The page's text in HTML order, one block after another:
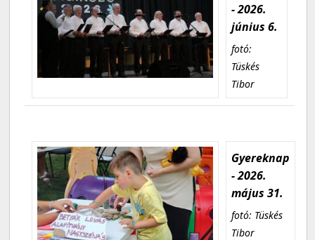
- 2026.
június 6.
fotó:
Tüskés
Tibor
Gyereknap
- 2026.
május 31.
fotó: Tüskés
Tibor